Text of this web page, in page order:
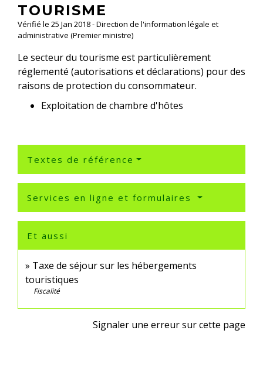
TOURISME
Vérifié le 25 Jan 2018 - Direction de l'information légale et
administrative (Premier ministre)
Le secteur du tourisme est particulièrement
réglementé (autorisations et déclarations) pour des
raisons de protection du consommateur.
Exploitation de chambre d'hôtes
Textes de référence
Services en ligne et formulaires
Et aussi
Taxe de séjour sur les hébergements
touristiques
Fiscalité
Signaler une erreur sur cette page